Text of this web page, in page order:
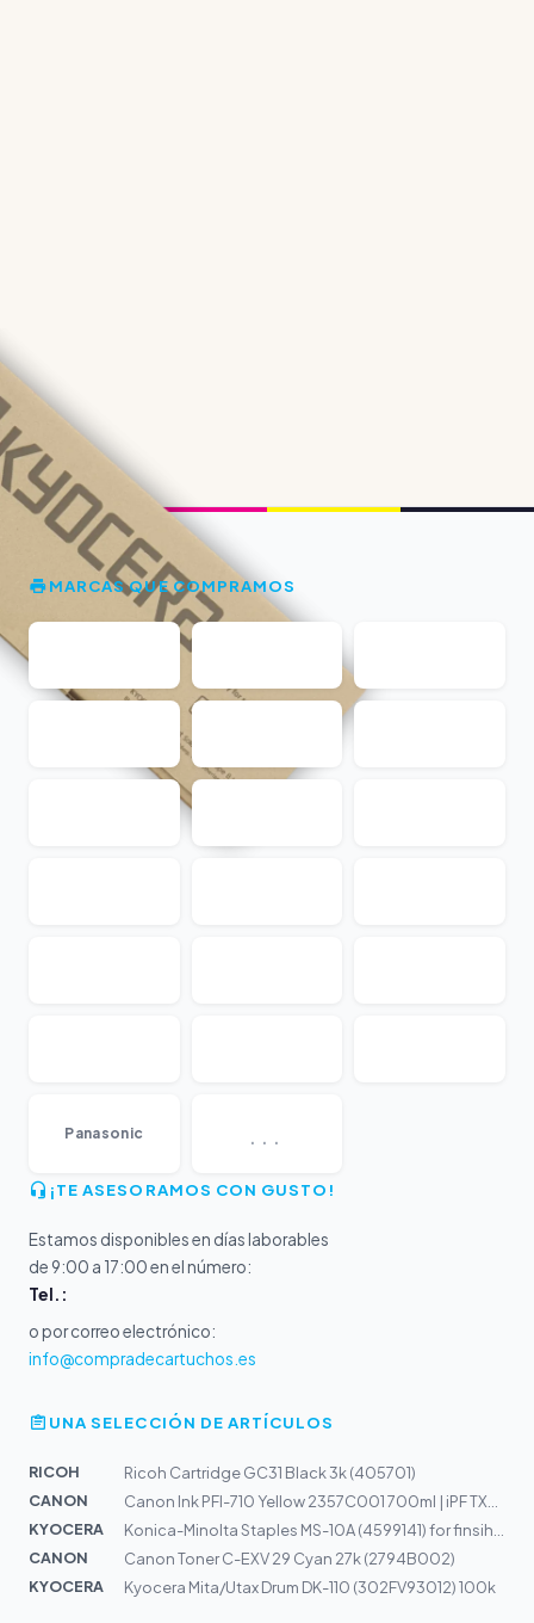
MARCAS QUE COMPRAMOS
Panasonic ...
¡TE ASESORAMOS CON GUSTO!
Estamos disponibles en días laborables
de 9:00 a 17:00 en el número:
Tel.:
o por correo electrónico:
info@compradecartuchos.es
UNA SELECCIÓN DE ARTÍCULOS
RICOH
Ricoh Cartridge GC31 Black 3k (405701)
CANON
KYOCERA
CANON
Canon Toner C-EXV 29 Cyan 27k (2794B002)
KYOCERA
Kyocera Mita/Utax Drum DK-110 (302FV93012) 100k